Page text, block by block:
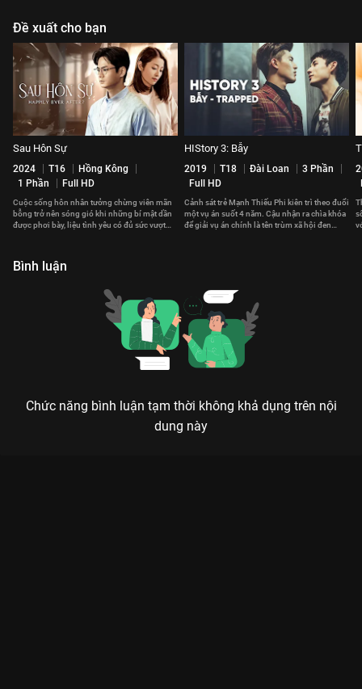
Đề xuất cho bạn
Sau Hôn Sự
2024 T16
Hồng Kông
1 Phần
Full HD
Cuộc sống hôn nhân tưởng chừng viên mãn
bỗng trở nên sóng gió khi những bí mật dần
được phơi bày, liệu tình yêu có đủ sức vượt
HIStory 3: Bẫy
2019 T18 Đài Loan
3 Phần
Full HD
Cảnh sát trẻ Mạnh Thiếu Phi kiên trì theo đuổi
một vụ án suốt 4 năm. Cậu nhận ra chìa khóa
để giải vụ án chính là tên trùm xã hội đen
Bình luận
Chức năng bình luận tạm thời không khả dụng trên nội
dung này